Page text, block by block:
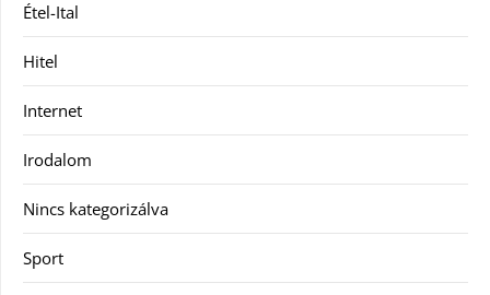
Étel-Ital
Hitel
Internet
Irodalom
Nincs kategorizálva
Sport